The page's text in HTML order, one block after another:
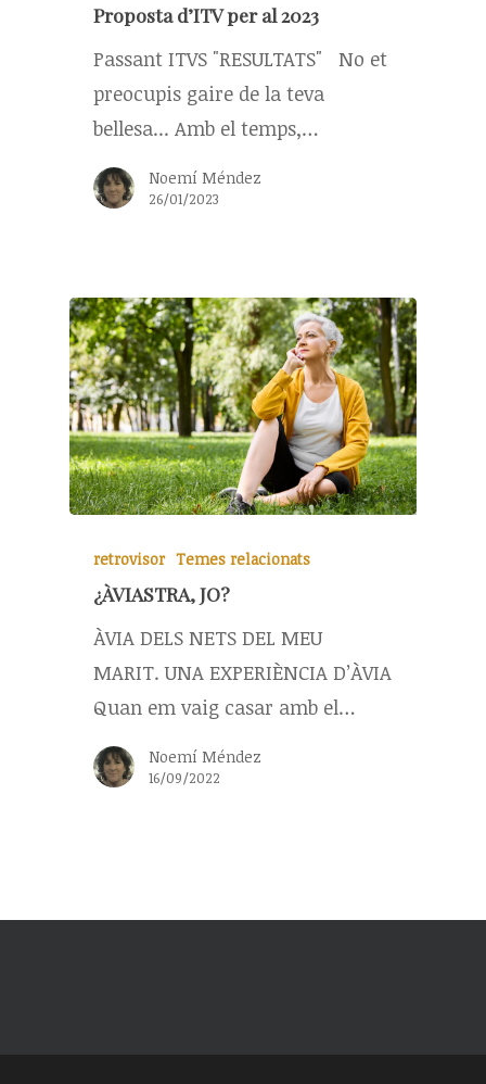
Proposta d’ITV per al 2023
Passant ITVS "RESULTATS" No et
preocupis gaire de la teva
bellesa... Amb el temps,…
Noemí Méndez
26/01/2023
retrovisor Temes relacionats
¿ÀVIASTRA, JO?
ÀVIA DELS NETS DEL MEU
MARIT. UNA EXPERIÈNCIA D’ÀVIA
Quan em vaig casar amb el…
Noemí Méndez
16/09/2022